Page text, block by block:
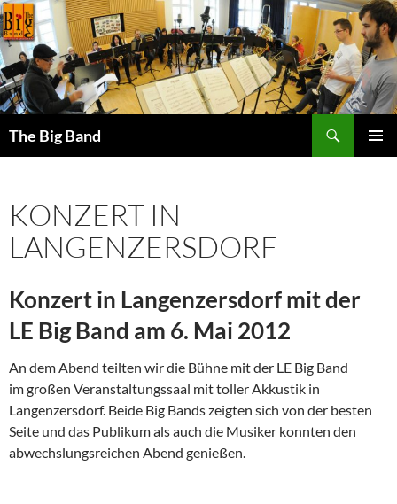
Zum
Inhalt
springen
The Big Band
KONZERT IN
LANGENZERSDORF
Konzert in Langenzersdorf mit der
LE Big Band am 6. Mai 2012
An dem Abend teilten wir die Bühne mit der LE Big Band
im großen Veranstaltungssaal mit toller Akkustik in
Langenzersdorf. Beide Big Bands zeigten sich von der besten
Seite und das Publikum als auch die Musiker konnten den
abwechslungsreichen Abend genießen.